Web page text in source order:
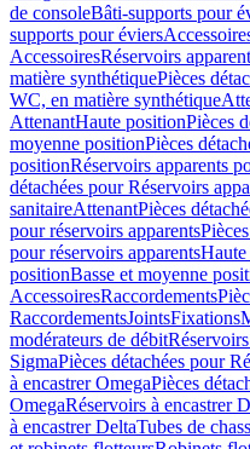
de consoleBâti-supports pour
supports pour éviers
AccessoiresRéservoirs
matière synthétiquePièces
WC, en matière synthétique
AttenantHaute positionPièces
moyenne positionPièces
positionRéservoirs apparents
détachées pour Réservoirs
sanitaireAttenantPièces
pour réservoirs apparents
pour réservoirs apparents
positionBasse et moyenne
AccessoiresRaccordements
RaccordementsJointsFixations
modérateurs de débit
SigmaPièces détachées pour
à encastrer OmegaPièces
OmegaRéservoirs à encastrer
à encastrer DeltaTubes de